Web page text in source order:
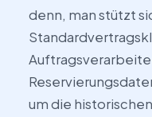
denn, man stützt
um die